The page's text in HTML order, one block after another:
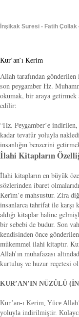
İnşikak Suresi - Fatih Çollak
Kur’an’ı Kerim
Allah tarafından gönderilen
son peygamber Hz.
okumak, bir araya getirmek
edilir:
“Hz. Peygamber’e
kadar tevatür yoluyla
insanlığın benzerini
İlahi Kitapların
İlahi kitapların en büyük
sözlerinden ibaret
Kerîm’e mahsustur. Zira
insanlarca tahrifat ile karşı
aldığı kitaplar haline
bir sebebi de budur. Son
kendisinden önce
mükemmel ilahi kitaptır.
Allah’ın muhafazası
kurtuluş ve huzur reçetesi
KUR’AN’IN NÜZÛLÜ
Kur’an-ı Kerim, Yüce
yoluyla indirilmiştir. Kolayca